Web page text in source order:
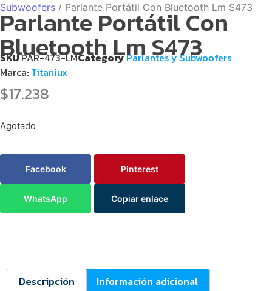
Subwoofers / Parlante Portátil Con Bluetooth Lm S473
Parlante Portátil Con
Bluetooth Lm S473
SKUPAR-473-LMCategory Parlantes y Subwoofers
Marca: Titaniux
$17.238
Agotado
Facebook Pinterest
WhatsApp Copiar enlace
Descripción
Información adicional